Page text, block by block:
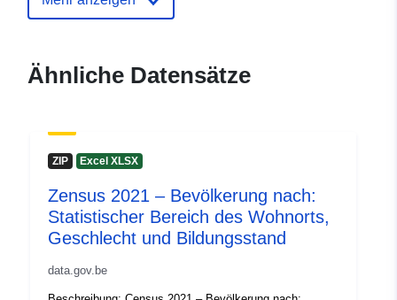
Startseite: https://statbel.fgov.be/
mailto:statbel@economie.fgov.be
URL: https://statbel.fgov.be/fr
https://statbel.fgov.be/en
Ähnliche Datensätze
ZIP Excel XLSX
Zensus 2021 – Bevölkerung nach:
Statistischer Bereich des Wohnorts,
Geschlecht und Bildungsstand
data.gov.be